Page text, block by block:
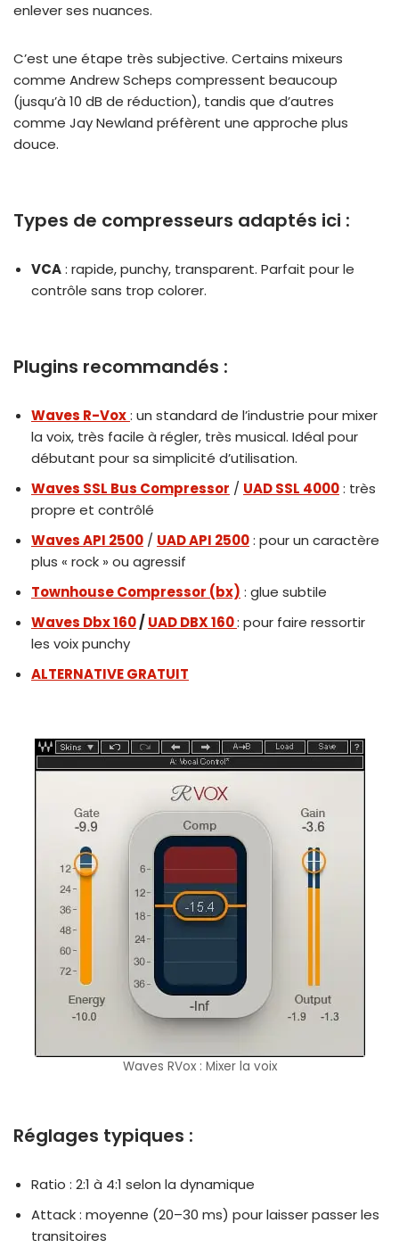
enlever ses nuances.
C’est une étape très subjective. Certains mixeurs
comme Andrew Scheps compressent beaucoup
(jusqu’à 10 dB de réduction), tandis que d’autres
comme Jay Newland préfèrent une approche plus
douce.
Types de compresseurs adaptés ici :
VCA: rapide, punchy, transparent. Parfait pour le
contrôle sans trop colorer.
Plugins recommandés :
Waves R-Vox: un standard de l’industrie pour mixer
la voix, très facile à régler, très musical. Idéal pour
débutant pour sa simplicité d’utilisation.
Waves SSL Bus Compressor / UAD SSL 4000: très
propre et contrôlé
Waves API 2500 / UAD API 2500: pour un caractère
plus « rock » ou agressif
Townhouse Compressor (bx) : glue subtile
Waves Dbx 160/ UAD DBX 160: pour faire ressortir
les voix punchy
ALTERNATIVE GRATUIT
Waves RVox : Mixer la voix
Réglages typiques :
Ratio : 2:1 à 4:1 selon la dynamique
Attack : moyenne (20–30 ms) pour laisser passer les
transitoires